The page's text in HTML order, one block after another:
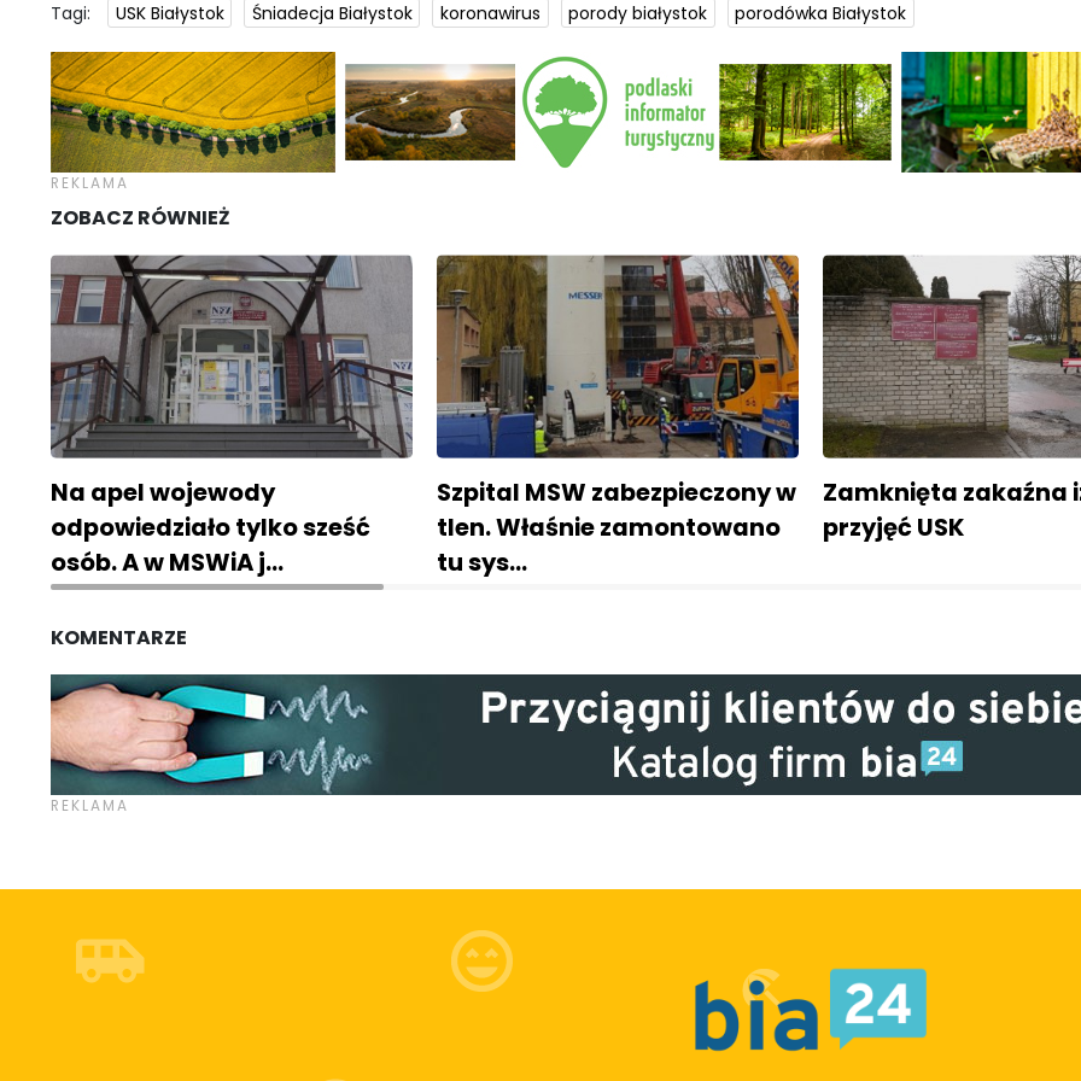
Tagi: USK Białystok Śniadecja Białystok koronawirus porody białystok porodówka Białystok
ZOBACZ RÓWNIEŻ
Na apel wojewody
odpowiedziało tylko sześć
osób. A w MSWiA j…
Szpital MSW zabezpieczony w
tlen. Właśnie zamontowano
tu sys…
Zamknięta zakaźna
przyjęć USK
KOMENTARZE